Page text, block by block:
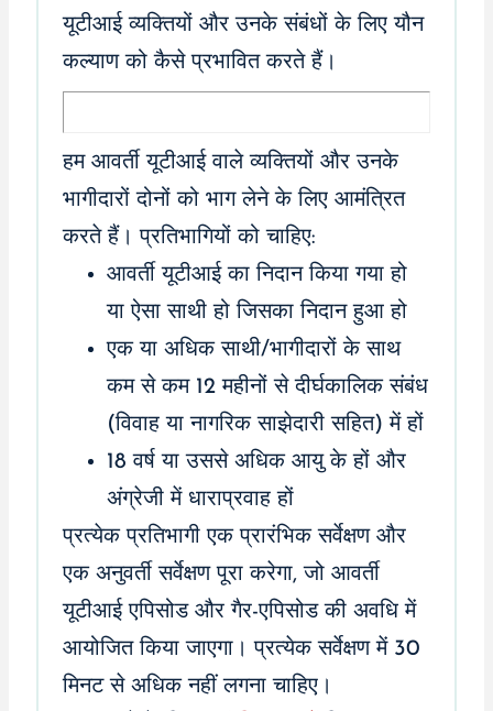
यूटीआई व्यक्तियों और उनके संबंधों के लिए यौन
कल्याण को कैसे प्रभावित करते हैं।
हम आवर्ती यूटीआई वाले व्यक्तियों और उनके
भागीदारों दोनों को भाग लेने के लिए आमंत्रित
करते हैं। प्रतिभागियों को चाहिए:
आवर्ती यूटीआई का निदान किया गया हो
या ऐसा साथी हो जिसका निदान हुआ हो
एक या अधिक साथी/भागीदारों के साथ
कम से कम 12 महीनों से दीर्घकालिक संबंध
(विवाह या नागरिक साझेदारी सहित) में हों
18 वर्ष या उससे अधिक आयु के हों और
अंग्रेजी में धाराप्रवाह हों
प्रत्येक प्रतिभागी एक प्रारंभिक सर्वेक्षण और
एक अनुवर्ती सर्वेक्षण पूरा करेगा, जो आवर्ती
यूटीआई एपिसोड और गैर-एपिसोड की अवधि में
आयोजित किया जाएगा। प्रत्येक सर्वेक्षण में 30
मिनट से अधिक नहीं लगना चाहिए।